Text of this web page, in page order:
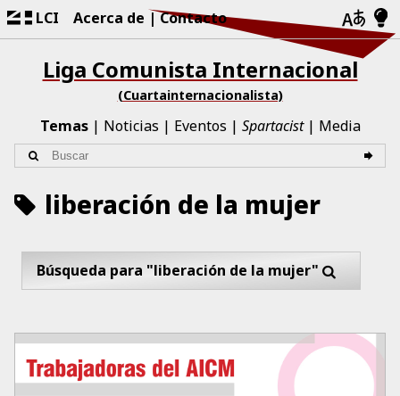
LCI Acerca de Contacto
Liga Comunista Internacional
(Cuartainternacionalista)
Temas Noticias Eventos Spartacist Media
liberación de la mujer
Búsqueda para "liberación de la mujer"